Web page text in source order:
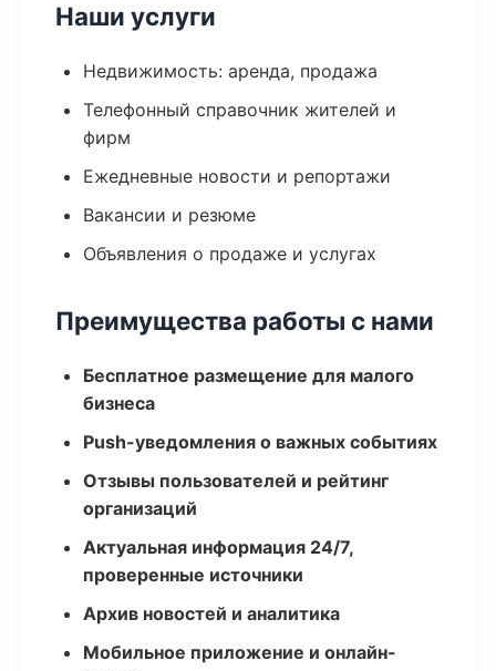
Наши услуги
Недвижимость: аренда, продажа
Телефонный справочник жителей и
фирм
Ежедневные новости и репортажи
Вакансии и резюме
Объявления о продаже и услугах
Преимущества работы с нами
Бесплатное размещение для малого
бизнеса
Push-уведомления о важных событиях
Отзывы пользователей и рейтинг
организаций
Актуальная информация 24/7,
проверенные источники
Архив новостей и аналитика
Мобильное приложение и онлайн-